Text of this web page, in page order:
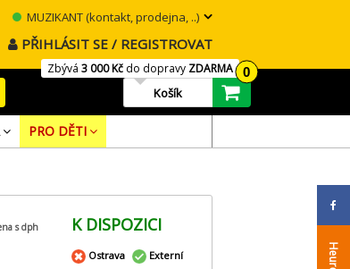
MUZIKANT (kontakt, prodejna, ..)
PŘIHLÁSIT SE / REGISTROVAT
Zbývá 3 000 Kčdo dopravy ZDARMA 0
Košík
PRO DĚTI
s dph K DISPOZICI
Ostrava Externí